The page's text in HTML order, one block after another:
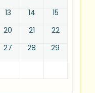
13 14
15
20 21
22
27 28
29